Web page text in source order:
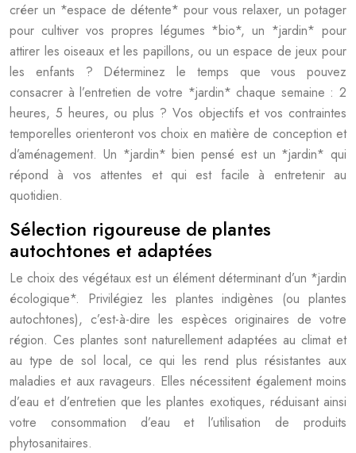
créer un *espace de détente* pour vous relaxer, un potager
pour cultiver vos propres légumes *bio*, un *jardin* pour
attirer les oiseaux et les papillons, ou un espace de jeux pour
les enfants ? Déterminez le temps que vous pouvez
consacrer à l’entretien de votre *jardin* chaque semaine : 2
heures, 5 heures, ou plus ? Vos objectifs et vos contraintes
temporelles orienteront vos choix en matière de conception et
d’aménagement. Un *jardin* bien pensé est un *jardin* qui
répond à vos attentes et qui est facile à entretenir au
quotidien.
Sélection rigoureuse de plantes
autochtones et adaptées
Le choix des végétaux est un élément déterminant d’un *jardin
écologique*. Privilégiez les plantes indigènes (ou plantes
autochtones), c’est-à-dire les espèces originaires de votre
région. Ces plantes sont naturellement adaptées au climat et
au type de sol local, ce qui les rend plus résistantes aux
maladies et aux ravageurs. Elles nécessitent également moins
d’eau et d’entretien que les plantes exotiques, réduisant ainsi
votre consommation d’eau et l’utilisation de produits
phytosanitaires.